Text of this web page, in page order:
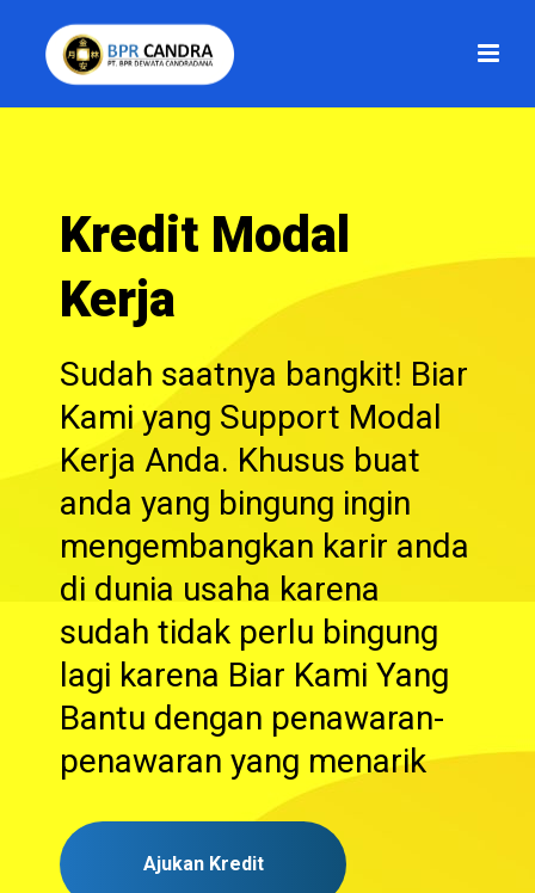
Kredit Modal
Kerja
Sudah saatnya bangkit! Biar
Kami yang Support Modal
Kerja Anda. Khusus buat
anda yang bingung ingin
mengembangkan karir anda
di dunia usaha karena
sudah tidak perlu bingung
lagi karena Biar Kami Yang
Bantu dengan penawaran-
penawaran yang menarik
Ajukan Kredit